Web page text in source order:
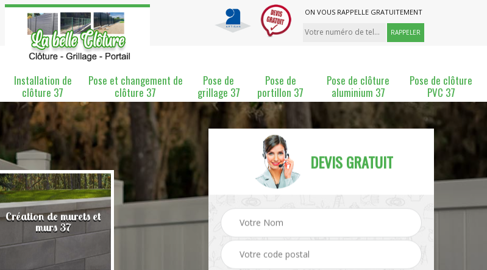
ON VOUS RAPPELLE GRATUITEMENT
Installation de
clôture 37
Pose et changement de
clôture 37
Pose de
grillage 37
Pose de
portillon 37
Pose de clôture
aluminium 37
Pose de clôture
PVC 37
Création de murets et
murs 37
Installation de clôture
37
Pose et changement de Pose de grillage 37
DEVIS GRATUIT